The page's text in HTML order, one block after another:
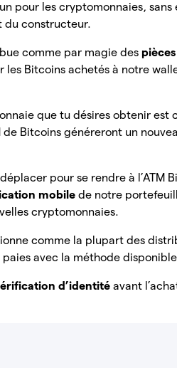
pour les cryptomonnaies, sans
du constructeur.
comme par magie des
les Bitcoins achetés à notre
que tu désires obtenir est
de Bitcoins généreront un
pour se rendre à l’ATM
mobile de notre
cryptomonnaies.
comme la plupart des
avec la méthode
d’identité avant